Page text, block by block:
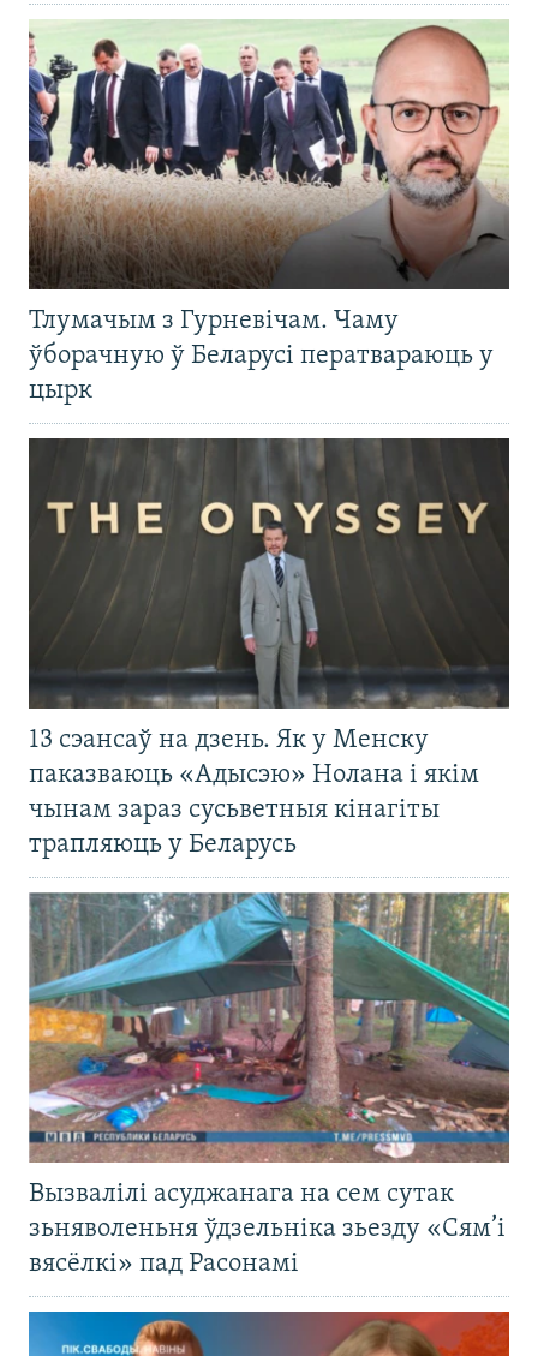
Тлумачым з Гурневічам. Чаму
ўборачную ў Беларусі ператвараюць у
цырк
13 сэансаў на дзень. Як у Менску
паказваюць «Адысэю» Нолана і якім
чынам зараз сусьветныя кінагіты
трапляюць у Беларусь
Вызвалілі асуджанага на сем сутак
зьняволеньня ўдзельніка зьезду «Сям’і
вясёлкі» пад Расонамі